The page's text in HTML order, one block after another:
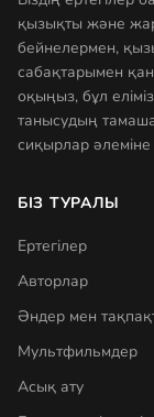
қызықты және
бейнелермен,
сабақтарымен
оқыңыз, бұл
танысудың
сиқырлар әлеміне
БІЗ ТУРАЛЫ
Ертегілер
Авторлар
Әндер мен
Мультфильмдер
Асық ату